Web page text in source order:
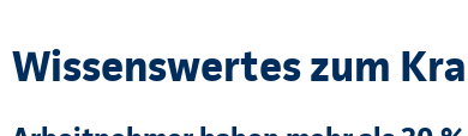
Wissenswertes zum